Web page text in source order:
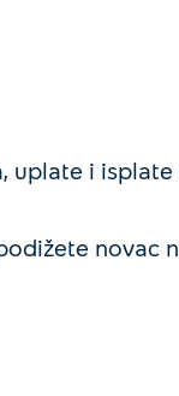
i isplate
novac